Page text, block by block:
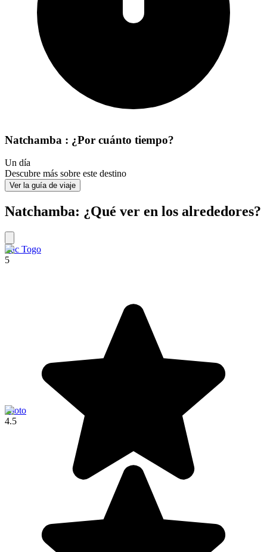
Natchamba : ¿Por cuánto tiempo?
Un día
Descubre más sobre este destino
Ver la guía de viaje
Natchamba: ¿Qué ver en los alrededores?
Lac Togo
5
Kloto
4.5